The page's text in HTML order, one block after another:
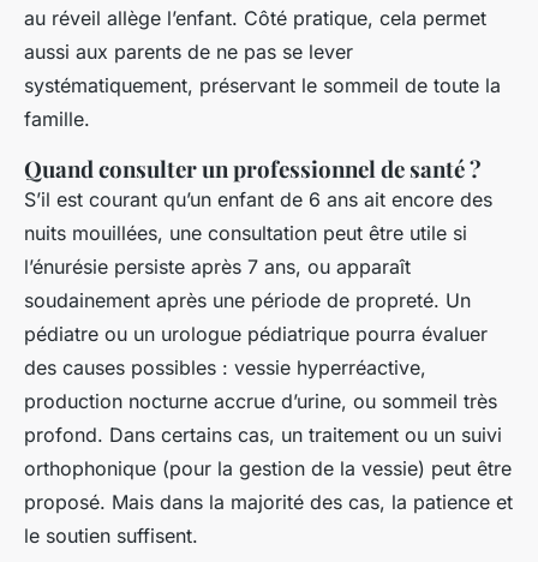
au réveil allège l’enfant. Côté pratique, cela permet
aussi aux parents de ne pas se lever
systématiquement, préservant le sommeil de toute la
famille.
Quand consulter un professionnel de santé ?
S’il est courant qu’un enfant de 6 ans ait encore des
nuits mouillées, une consultation peut être utile si
l’énurésie persiste après 7 ans, ou apparaît
soudainement après une période de propreté. Un
pédiatre ou un urologue pédiatrique pourra évaluer
des causes possibles : vessie hyperréactive,
production nocturne accrue d’urine, ou sommeil très
profond. Dans certains cas, un traitement ou un suivi
orthophonique (pour la gestion de la vessie) peut être
proposé. Mais dans la majorité des cas, la patience et
le soutien suffisent.